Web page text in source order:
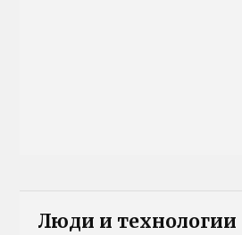
Люди и технологии